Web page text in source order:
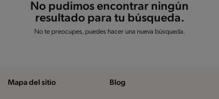
No pudimos encontrar ningún
resultado para tu búsqueda.
No te preocupes, puedes hacer una nueva búsqueda.
Mapa del sitio Blog